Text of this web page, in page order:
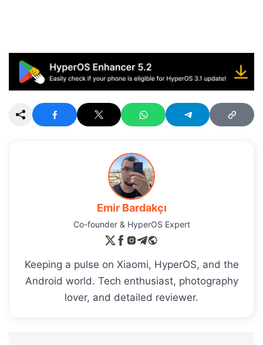
Emir Bardakçı
Co-founder & HyperOS Expert
Keeping a pulse on Xiaomi, HyperOS, and the
Android world. Tech enthusiast, photography
lover, and detailed reviewer.